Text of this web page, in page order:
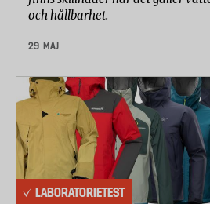
och hållbarhet.
29 MAJ
LABORATORIETEST